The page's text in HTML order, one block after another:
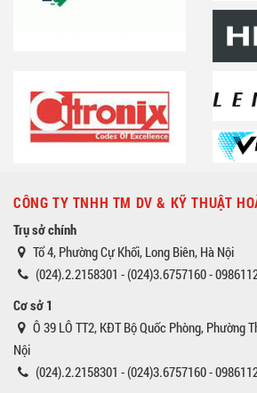
CÔNG TY TNHH TM DV & KỸ THUẬT
Trụ sở chính
Tổ 4, Phường Cự Khối, Long Biên, Hà Nội
(024).2.2158301 - (024)3.6757160 -
Cơ sở 1
Ô 39 LÔ TT2, KĐT Bộ Quốc Phòng, Phường
Nội
(024).2.2158301 - (024)3.6757160 -